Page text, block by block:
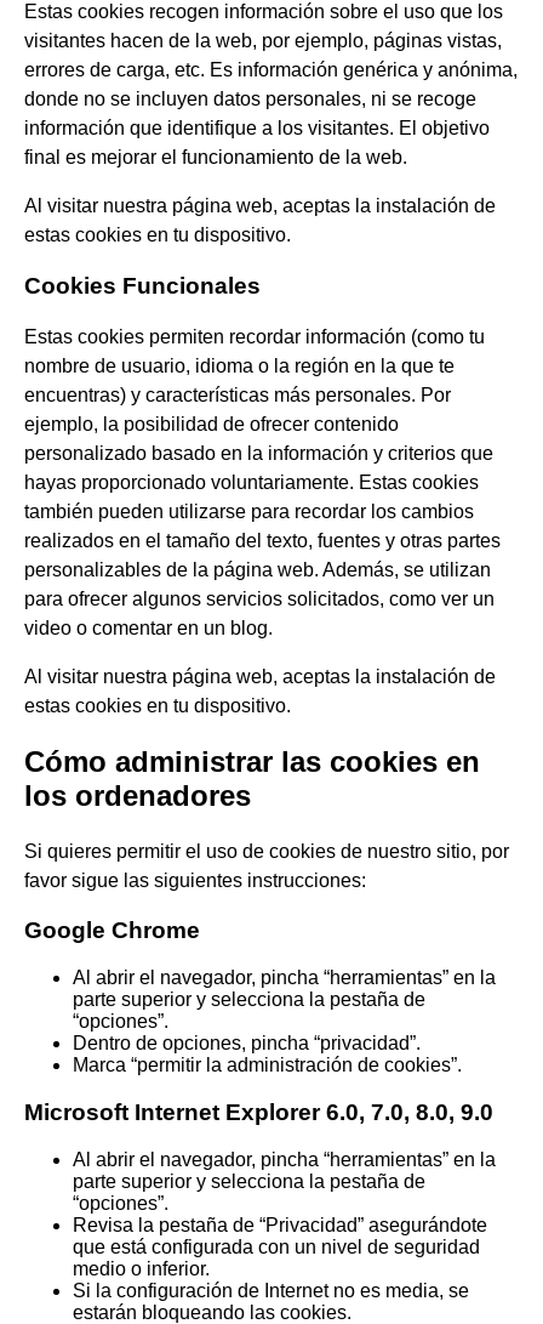
Estas cookies recogen información sobre el uso que los
visitantes hacen de la web, por ejemplo, páginas vistas,
errores de carga, etc. Es información genérica y anónima,
donde no se incluyen datos personales, ni se recoge
información que identifique a los visitantes. El objetivo
final es mejorar el funcionamiento de la web.
Al visitar nuestra página web, aceptas la instalación de
estas cookies en tu dispositivo.
Cookies Funcionales
Estas cookies permiten recordar información (como tu
nombre de usuario, idioma o la región en la que te
encuentras) y características más personales. Por
ejemplo, la posibilidad de ofrecer contenido
personalizado basado en la información y criterios que
hayas proporcionado voluntariamente. Estas cookies
también pueden utilizarse para recordar los cambios
realizados en el tamaño del texto, fuentes y otras partes
personalizables de la página web. Además, se utilizan
para ofrecer algunos servicios solicitados, como ver un
video o comentar en un blog.
Al visitar nuestra página web, aceptas la instalación de
estas cookies en tu dispositivo.
Cómo administrar las cookies en
los ordenadores
Si quieres permitir el uso de cookies de nuestro sitio, por
favor sigue las siguientes instrucciones:
Google Chrome
Al abrir el navegador, pincha “herramientas” en la
parte superior y selecciona la pestaña de
“opciones”.
Dentro de opciones, pincha “privacidad”.
Marca “permitir la administración de cookies”.
Microsoft Internet Explorer 6.0, 7.0, 8.0, 9.0
Al abrir el navegador, pincha “herramientas” en la
parte superior y selecciona la pestaña de
“opciones”.
Revisa la pestaña de “Privacidad” asegurándote
que está configurada con un nivel de seguridad
medio o inferior.
Si la configuración de Internet no es media, se
estarán bloqueando las cookies.